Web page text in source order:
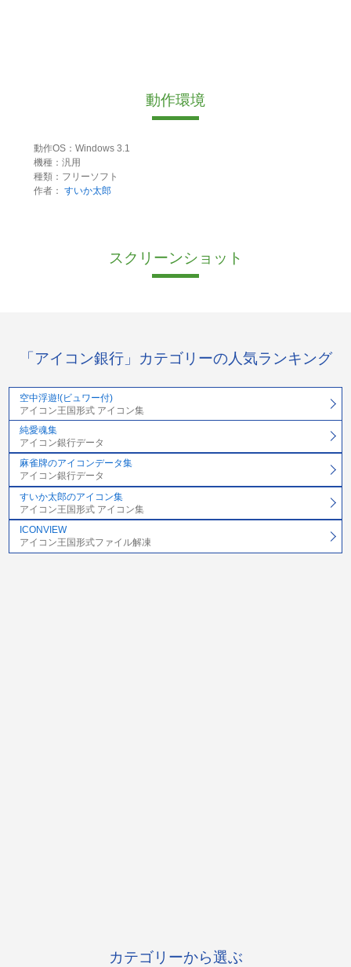
動作環境
動作OS：Windows 3.1
機種：汎用
種類：フリーソフト
作者： すいか太郎
スクリーンショット
「アイコン銀行」カテゴリーの人気ランキング
空中浮遊!(ビュワー付)
アイコン王国形式 アイコン集
純愛魂集
アイコン銀行データ
麻雀牌のアイコンデータ集
アイコン銀行データ
すいか太郎のアイコン集
アイコン王国形式 アイコン集
ICONVIEW
アイコン王国形式ファイル解凍
カテゴリーから選ぶ